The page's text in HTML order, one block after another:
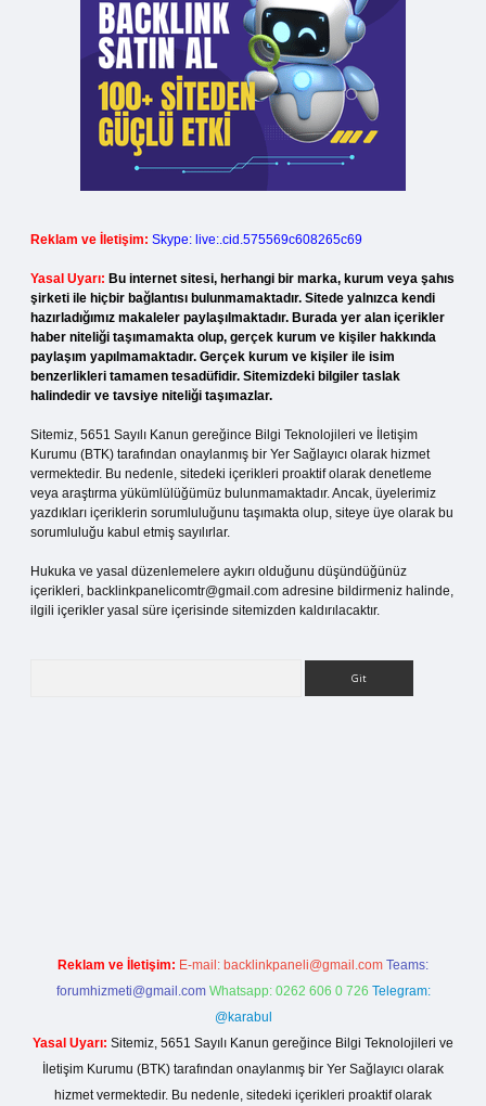
Reklam ve İletişim: Skype: live:.cid.575569c608265c69
Yasal Uyarı: Bu internet sitesi, herhangi bir marka, kurum veya şahıs
şirketi ile hiçbir bağlantısı bulunmamaktadır. Sitede yalnızca kendi
hazırladığımız makaleler paylaşılmaktadır. Burada yer alan içerikler
haber niteliği taşımamakta olup, gerçek kurum ve kişiler hakkında
paylaşım yapılmamaktadır. Gerçek kurum ve kişiler ile isim
benzerlikleri tamamen tesadüfidir. Sitemizdeki bilgiler taslak
halindedir ve tavsiye niteliği taşımazlar.
Sitemiz, 5651 Sayılı Kanun gereğince Bilgi Teknolojileri ve İletişim
Kurumu (BTK) tarafından onaylanmış bir Yer Sağlayıcı olarak hizmet
vermektedir. Bu nedenle, sitedeki içerikleri proaktif olarak denetleme
veya araştırma yükümlülüğümüz bulunmamaktadır. Ancak, üyelerimiz
yazdıkları içeriklerin sorumluluğunu taşımakta olup, siteye üye olarak bu
sorumluluğu kabul etmiş sayılırlar.
Hukuka ve yasal düzenlemelere aykırı olduğunu düşündüğünüz
içerikleri, backlinkpanelicomtr@gmail.com adresine bildirmeniz halinde,
ilgili içerikler yasal süre içerisinde sitemizden kaldırılacaktır.
Reklam ve İletişim: E-mail: backlinkpaneli@gmail.com Teams:
forumhizmeti@gmail.com Whatsapp: 0262 606 0 726 Telegram:
@karabul
Yasal Uyarı: Sitemiz, 5651 Sayılı Kanun gereğince Bilgi Teknolojileri ve
İletişim Kurumu (BTK) tarafından onaylanmış bir Yer Sağlayıcı olarak
hizmet vermektedir. Bu nedenle, sitedeki içerikleri proaktif olarak